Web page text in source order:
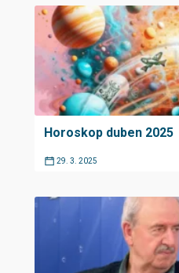
Horoskop duben 2025
29. 3. 2025